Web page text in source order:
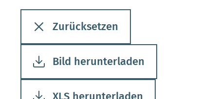
Zurücksetzen
Bild herunterladen
XLS herunterladen